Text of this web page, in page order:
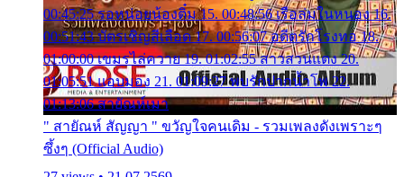
00:45:25 รอหน่อยน้องติ๋ม 15. 00:48:56 เรือล่มในหนอง 16.
00:51:43 บัตรเชิญสีเลือด 17. 00:56:07 อดีตรักโรงทอ 18.
01:00:00 เขมรไล่ควาย 19. 01:02:55 สาวสวนแตง 20.
01:05:51 แอบมอง 21. 01:09:27 พบรักปากน้ำโพ 22.
01:13:06 สายัณห์เมา
" สายัณห์ สัญญา " ขวัญใจคนเดิม - รวมเพลงดังเพราะๆ
ซึ้งๆ (Official Audio)